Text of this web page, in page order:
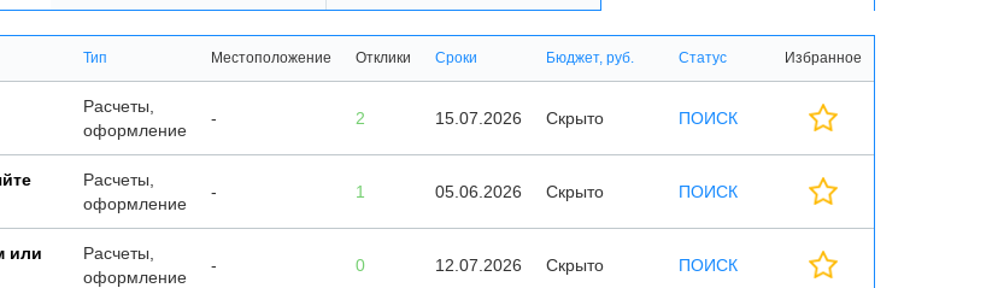
Тип Местоположение Отклики Сроки Бюджет, руб. Статус Избранное
Расчеты,
оформление
- 2 15.07.2026 Скрыто ПОИСК
Расчеты,
оформление
- 1 05.06.2026 Скрыто ПОИСК
или
Расчеты,
оформление
- 0 12.07.2026 Скрыто ПОИСК